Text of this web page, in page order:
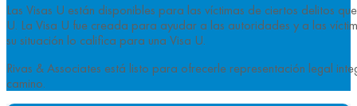
Las Visas U están disponibles para las víctimas de ciertos delitos
U. La Visa U fue creada para ayudar a las autoridades y a las
su situación lo califica para una Visa U.
Rivas & Associates está listo para ofrecerle representación legal
camino.